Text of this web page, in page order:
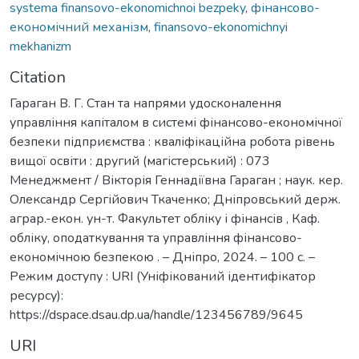
systema finansovo-ekonomichnoi bezpeky, фінансово-
економічний механізм, finansovo-ekonomichnyi
mekhanizm
Citation
Гараган В. Г. Стан та напрями удосконалення
управління капіталом в системі фінансово-економічної
безпеки підприємства : кваліфікаційна робота рівень
вищої освіти : другий (магістерський) : 073
Менеджмент / Вікторія Геннадіївна Гараган ; наук. кер.
Олександр Сергійович Ткаченко; Дніпровський держ.
аграр.-екон. ун-т. Факультет обліку і фінансів , Каф.
обліку, оподаткування та управління фінансово-
економічною безпекою . – Дніпро, 2024. – 100 с. –
Режим доступу : URI (Уніфікований ідентифікатор
ресурсу):
https://dspace.dsau.dp.ua/handle/123456789/9645
URI